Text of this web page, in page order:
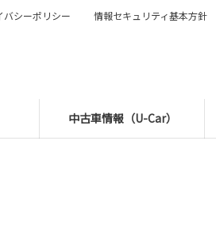
中古車情報（U-Car）
バシーポリシー 情報セキュリティ基本方針